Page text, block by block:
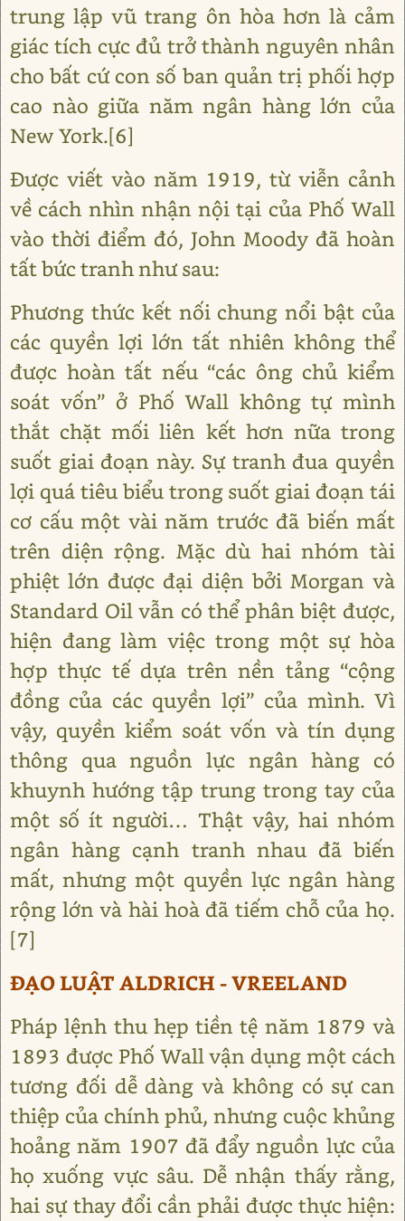
trung lập vũ trang ôn hòa hơn là cảm
giác tích cực đủ trở thành nguyên nhân
cho bất cứ con số ban quản trị phối hợp
cao nào giữa năm ngân hàng lớn của
New York.[6]
Được viết vào năm 1919, từ viễn cảnh
về cách nhìn nhận nội tại của Phố Wall
vào thời điểm đó, John Moody đã hoàn
tất bức tranh như sau:
Phương thức kết nối chung nổi bật của
các quyền lợi lớn tất nhiên không thể
được hoàn tất nếu “các ông chủ kiểm
soát vốn” ở Phố Wall không tự mình
thắt chặt mối liên kết hơn nữa trong
suốt giai đoạn này. Sự tranh đua quyền
lợi quá tiêu biểu trong suốt giai đoạn tái
cơ cấu một vài năm trước đã biến mất
trên diện rộng. Mặc dù hai nhóm tài
phiệt lớn được đại diện bởi Morgan và
Standard Oil vẫn có thể phân biệt được,
hiện đang làm việc trong một sự hòa
hợp thực tế dựa trên nền tảng “cộng
đồng của các quyền lợi” của mình. Vì
vậy, quyền kiểm soát vốn và tín dụng
thông qua nguồn lực ngân hàng có
khuynh hướng tập trung trong tay của
một số ít người… Thật vậy, hai nhóm
ngân hàng cạnh tranh nhau đã biến
mất, nhưng một quyền lực ngân hàng
rộng lớn và hài hoà đã tiếm chỗ của họ.
[7]
ĐẠO LUẬT ALDRICH - VREELAND
Pháp lệnh thu hẹp tiền tệ năm 1879 và
1893 được Phố Wall vận dụng một cách
tương đối dễ dàng và không có sự can
thiệp của chính phủ, nhưng cuộc khủng
hoảng năm 1907 đã đẩy nguồn lực của
họ xuống vực sâu. Dễ nhận thấy rằng,
hai sự thay đổi cần phải được thực hiện: